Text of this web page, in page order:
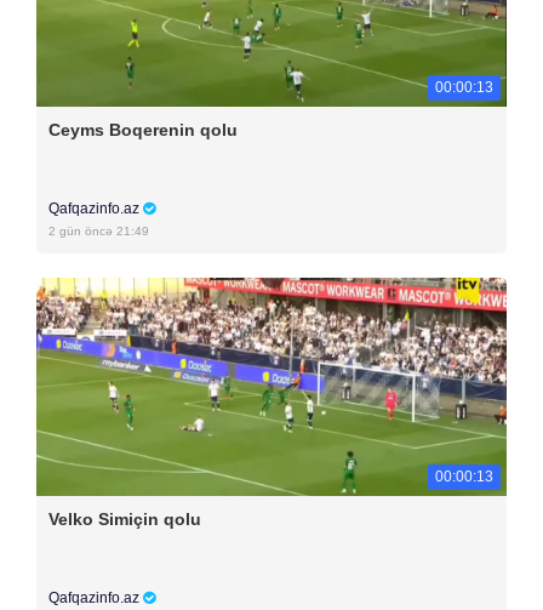
00:00:13
Ceyms Boqerenin qolu
Qafqazinfo.az
2 gün öncə 21:49
00:00:13
Velko Simiçin qolu
Qafqazinfo.az